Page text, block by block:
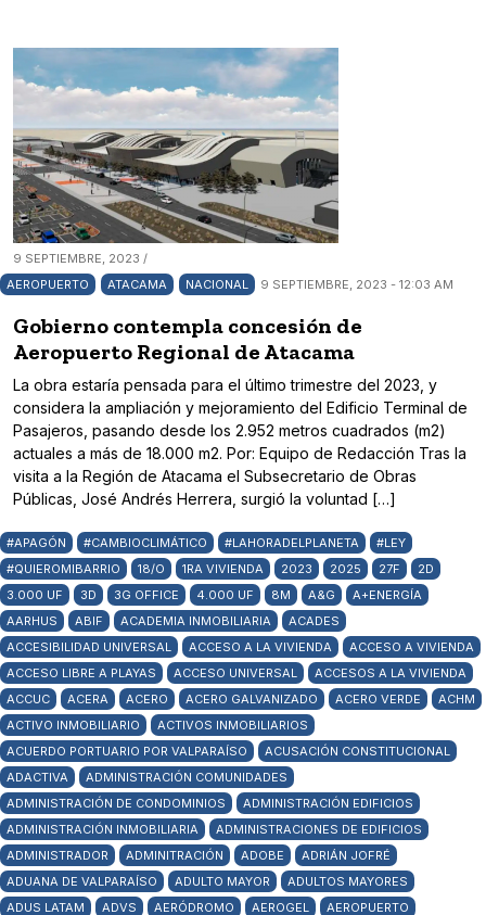
9 SEPTIEMBRE, 2023 /
AEROPUERTO
ATACAMA NACIONAL 9 SEPTIEMBRE, 2023 - 12:03 AM
Gobierno contempla concesión de
Aeropuerto Regional de Atacama
La obra estaría pensada para el último trimestre del 2023, y
considera la ampliación y mejoramiento del Edificio Terminal de
Pasajeros, pasando desde los 2.952 metros cuadrados (m2)
actuales a más de 18.000 m2. Por: Equipo de Redacción Tras la
visita a la Región de Atacama el Subsecretario de Obras
Públicas, José Andrés Herrera, surgió la voluntad […]
#APAGÓN #CAMBIOCLIMÁTICO #LAHORADELPLANETA
#LEY
#QUIEROMIBARRIO
18/O 1RA VIVIENDA 2023 2025 27F
2D
3.000 UF
3D 3G OFFICE 4.000 UF 8M A&G
A+ENERGÍA
AARHUS
ABIF ACADEMIA INMOBILIARIA
ACADES
ACCESIBILIDAD UNIVERSAL
ACCESO A LA VIVIENDA
ACCESO A VIVIENDA
ACCESO LIBRE A PLAYAS
ACCESO UNIVERSAL
ACCESOS A LA VIVIENDA
ACCUC
ACERA ACERO ACERO GALVANIZADO ACERO VERDE
ACHM
ACTIVO INMOBILIARIO
ACTIVOS INMOBILIARIOS
ACUERDO PORTUARIO POR VALPARAÍSO
ACUSACIÓN CONSTITUCIONAL
ADACTIVA
ADMINISTRACIÓN COMUNIDADES
ADMINISTRACIÓN DE CONDOMINIOS
ADMINISTRACIÓN EDIFICIOS
ADMINISTRACIÓN INMOBILIARIA
ADMINISTRACIONES DE EDIFICIOS
ADMINISTRADOR
ADMINITRACIÓN ADOBE
ADRIÁN JOFRÉ
ADUANA DE VALPARAÍSO
ADULTO MAYOR
ADULTOS MAYORES
ADUS LATAM
ADVS AERÓDROMO AEROGEL AEROPUERTO